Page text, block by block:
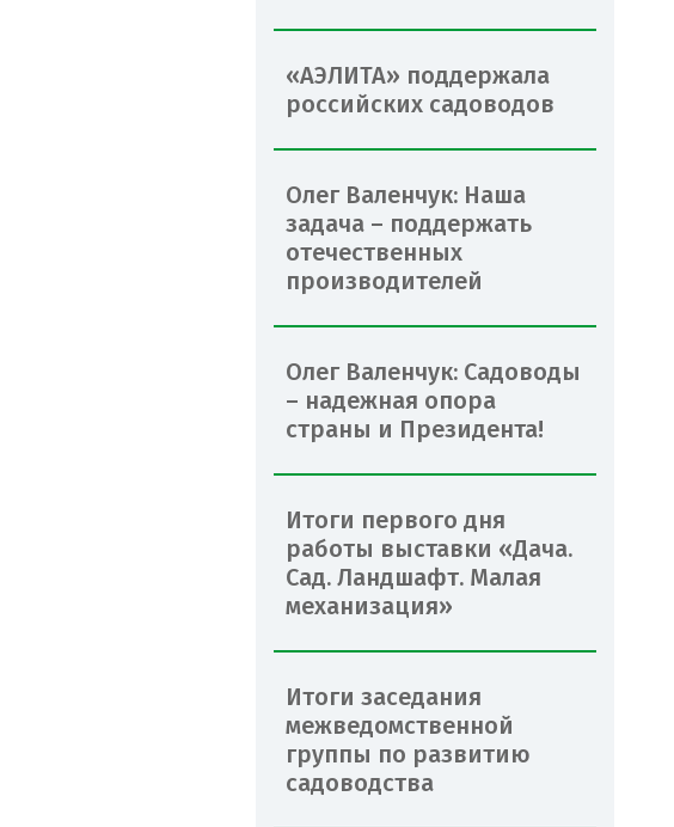
«АЭЛИТА» поддержала
российских садоводов
Олег Валенчук: Наша
задача – поддержать
отечественных
производителей
Олег Валенчук: Садоводы
– надежная опора
страны и Президента!
Итоги первого дня
работы выставки «Дача.
Сад. Ландшафт. Малая
механизация»
Итоги заседания
межведомственной
группы по развитию
садоводства